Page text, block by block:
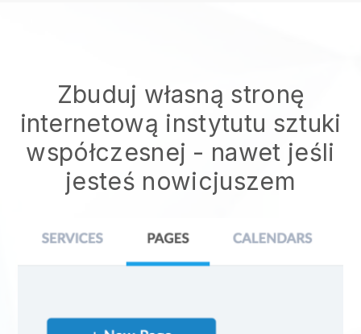
Zbuduj własną stronę
internetową instytutu sztuki
współczesnej - nawet jeśli
jesteś nowicjuszem